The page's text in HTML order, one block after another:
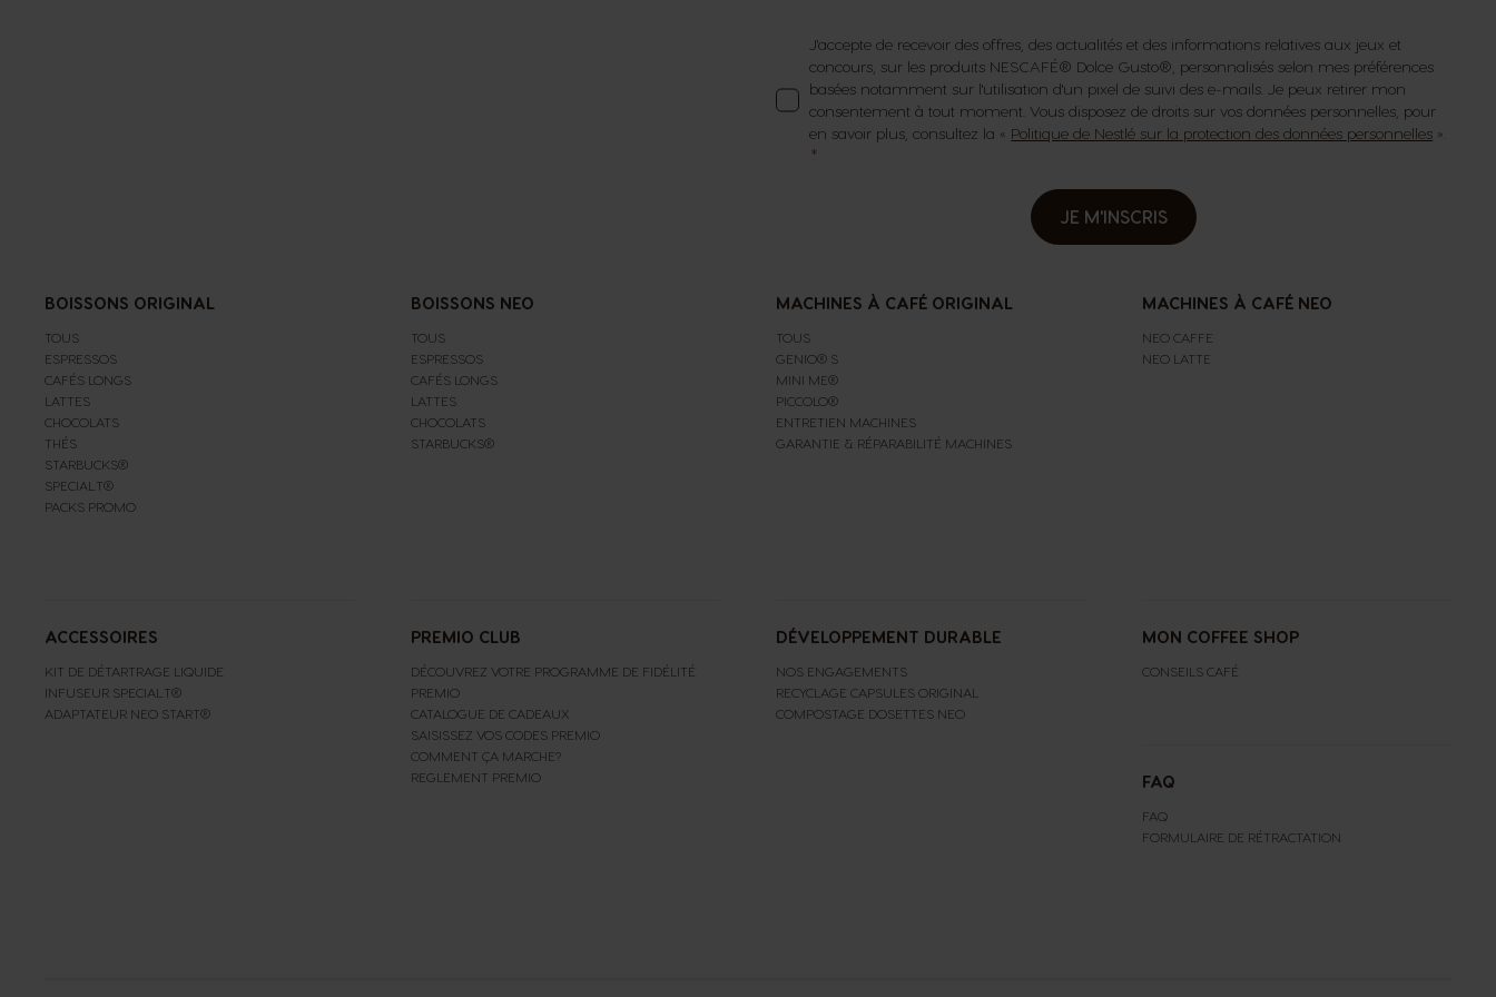
J'accepte de recevoir des offres, des actualités et des informations relatives aux jeux et
concours, sur les produits NESCAFÉ® Dolce Gusto®, personnalisés selon mes préférences
basées notamment sur l'utilisation d'un pixel de suivi des e-mails. Je peux retirer mon
consentement à tout moment. Vous disposez de droits sur vos données personnelles, pour
en savoir plus, consultez la « Politique de Nestlé sur la protection des données personnelles ».
JE M'INSCRIS
BOISSONS ORIGINAL
TOUS
ESPRESSOS
CAFÉS LONGS
LATTES
CHOCOLATS
THÉS
STARBUCKS®
SPECIAL.T®
PACKS PROMO
ACCESSOIRES
KIT DE DÉTARTRAGE LIQUIDE
INFUSEUR SPECIAL.T®
ADAPTATEUR NEO START®
BOISSONS NEO
TOUS
ESPRESSOS
CAFÉS LONGS
LATTES
CHOCOLATS
STARBUCKS®
PREMIO CLUB
DÉCOUVREZ VOTRE PROGRAMME DE FIDÉLITÉ
PREMIO
CATALOGUE DE CADEAUX
SAISISSEZ VOS CODES PREMIO
COMMENT ÇA MARCHE?
REGLEMENT PREMIO
MACHINES À CAFÉ ORIGINAL
TOUS
GENIO® S
MINI ME®
PICCOLO®
ENTRETIEN MACHINES
GARANTIE & RÉPARABILITÉ MACHINES
DÉVELOPPEMENT DURABLE
NOS ENGAGEMENTS
RECYCLAGE CAPSULES ORIGINAL
COMPOSTAGE DOSETTES NEO
MACHINES À CAFÉ NEO
NEO CAFFE
NEO LATTE
MON COFFEE SHOP
CONSEILS CAFÉ
FAQ
FAQ
FORMULAIRE DE RÉTRACTATION